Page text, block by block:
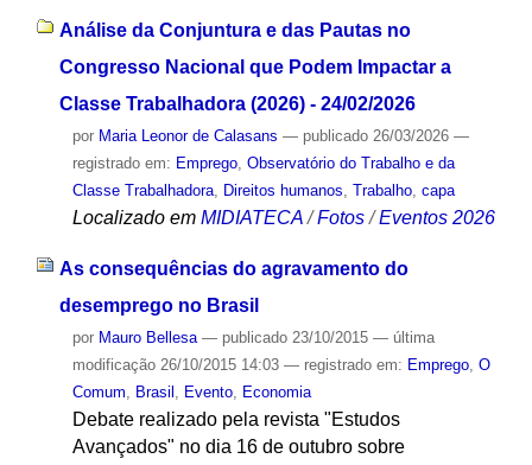
Análise da Conjuntura e das Pautas no
Congresso Nacional que Podem Impactar a
Classe Trabalhadora (2026) - 24/02/2026
por Maria Leonor de Calasans — publicado26/03/2026 —
registrado em: Emprego, Observatório do Trabalho e da
Classe Trabalhadora, Direitos humanos Trabalho, capa
Localizado em MIDIATECA /Fotos /Eventos 2026
As consequências do agravamento do
desemprego no Brasil
por Mauro Bellesa — publicado23/10/2015 — última
modificação26/10/2015 14:03 — registrado em: Emprego, O
Comum
Brasil Evento, Economia
Debate realizado pela revista "Estudos
Avançados" no dia 16 de outubro sobre